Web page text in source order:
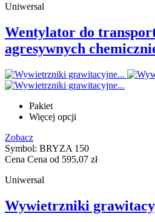
Uniwersal
Wentylator do
agresywnych
Pakiet
Więcej opcji
Zobacz
Symbol: BRYZA 150
Cena Cena od 595,07 zł
Uniwersal
Wywietrzniki